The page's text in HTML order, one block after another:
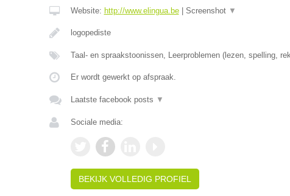
Website: http://www.elingua.be| Screenshot ▼
logopediste
Taal- en spraakstoonissen, Leerproblemen (lezen, spelling,
Er wordt gewerkt op afspraak.
Laatste facebook posts ▼
Sociale media:
BEKIJK VOLLEDIG PROFIEL